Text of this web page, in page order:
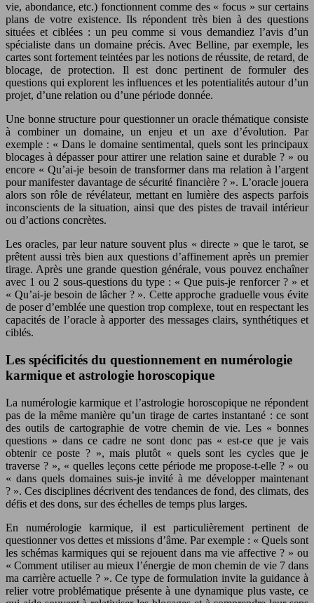
vie, abondance, etc.) fonctionnent comme des « focus » sur certains
plans de votre existence. Ils répondent très bien à des questions
situées et ciblées : un peu comme si vous demandiez l’avis d’un
spécialiste dans un domaine précis. Avec Belline, par exemple, les
cartes sont fortement teintées par les notions de réussite, de retard, de
blocage, de protection. Il est donc pertinent de formuler des
questions qui explorent les influences et les potentialités autour d’un
projet, d’une relation ou d’une période donnée.
Une bonne structure pour questionner un oracle thématique consiste
à combiner un domaine, un enjeu et un axe d’évolution. Par
exemple : « Dans le domaine sentimental, quels sont les principaux
blocages à dépasser pour attirer une relation saine et durable ? » ou
encore « Qu’ai-je besoin de transformer dans ma relation à l’argent
pour manifester davantage de sécurité financière ? ». L’oracle jouera
alors son rôle de révélateur, mettant en lumière des aspects parfois
inconscients de la situation, ainsi que des pistes de travail intérieur
ou d’actions concrètes.
Les oracles, par leur nature souvent plus « directe » que le tarot, se
prêtent aussi très bien aux questions d’affinement après un premier
tirage. Après une grande question générale, vous pouvez enchaîner
avec 1 ou 2 sous-questions du type : « Que puis-je renforcer ? » et
« Qu’ai-je besoin de lâcher ? ». Cette approche graduelle vous évite
de poser d’emblée une question trop complexe, tout en respectant les
capacités de l’oracle à apporter des messages clairs, synthétiques et
ciblés.
Les spécificités du questionnement en numérologie
karmique et astrologie horoscopique
La numérologie karmique et l’astrologie horoscopique ne répondent
pas de la même manière qu’un tirage de cartes instantané : ce sont
des outils de cartographie de votre chemin de vie. Les « bonnes
questions » dans ce cadre ne sont donc pas « est-ce que je vais
obtenir ce poste ? », mais plutôt « quels sont les cycles que je
traverse ? », « quelles leçons cette période me propose-t-elle ? » ou
« dans quels domaines suis-je invité à me développer maintenant
? ». Ces disciplines décrivent des tendances de fond, des climats, des
défis et des dons, sur des échelles de temps plus larges.
En numérologie karmique, il est particulièrement pertinent de
questionner vos dettes et missions d’âme. Par exemple : « Quels sont
les schémas karmiques qui se rejouent dans ma vie affective ? » ou
« Comment utiliser au mieux l’énergie de mon chemin de vie 7 dans
ma carrière actuelle ? ». Ce type de formulation invite la guidance à
relier votre problématique présente à une dynamique plus vaste, ce